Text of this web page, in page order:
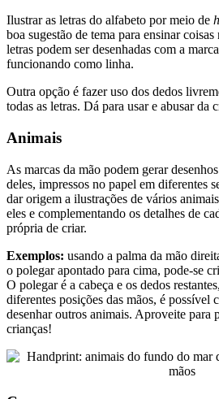
Ilustrar as letras do alfabeto por meio de
boa sugestão de tema para ensinar
letras podem ser desenhadas com a
funcionando como linha.
Outra opção é fazer uso dos dedos
todas as letras. Dá para usar e abusar da
Animais
As marcas da mão podem gerar
deles, impressos no papel em diferentes
dar origem a ilustrações de vários
eles e complementando os detalhes de
própria de criar.
Exemplos: usando a palma da mão
o polegar apontado para cima, pode-se
O polegar é a cabeça e os dedos
diferentes posições das mãos, é possível
desenhar outros animais. Aproveite para
crianças!